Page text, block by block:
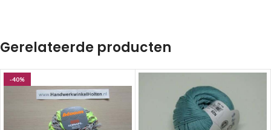
Gerelateerde producten
-40%